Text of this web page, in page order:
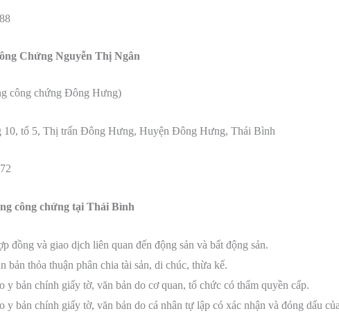
Chứng Nguyễn Thị Ngân
công chứng Đông Hưng)
10, tổ 5, Thị trấn Đông Hưng, Huyện Đông Hưng, Thái Bình
công chứng tại Thái Bình
đồng và giao dịch liên quan đến động sản và bất động sản.
bản thỏa thuận phân chia tài sản, di chúc, thừa kế.
y bản chính giấy tờ, văn bản do cơ quan, tổ chức có thẩm quyền cấp.
y bản chính giấy tờ, văn bản do cá nhân tự lập có xác nhận và đóng dấu